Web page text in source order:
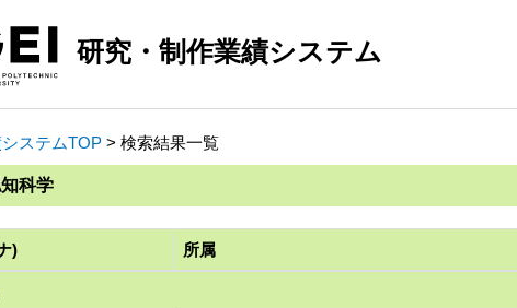
研究・制作業績システム
ステムTOP > 検索結果一覧
科学
) 所属